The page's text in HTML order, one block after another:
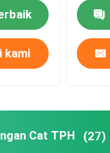
kami
Cat TPH (27)